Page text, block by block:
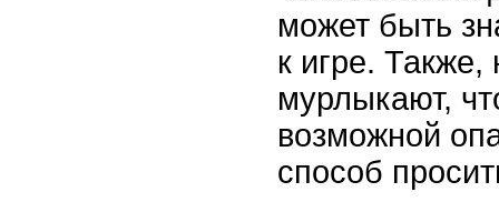
может быть
к игре.
мурлыкают,
возможной
способ